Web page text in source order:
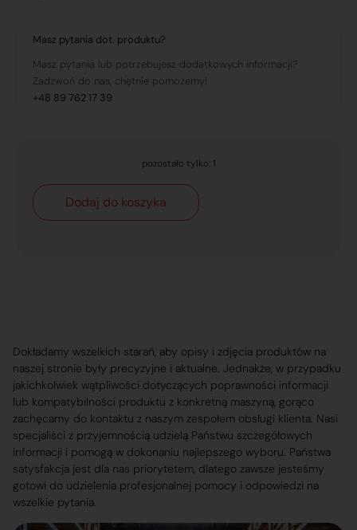
Masz pytania dot. produktu?
Masz pytania lub potrzebujesz dodatkowych informacji?
Zadzwoń do nas, chętnie pomożemy!
+48 89 762 17 39
pozostało tylko: 1
Dodaj do koszyka
Dokładamy wszelkich starań, aby opisy i zdjęcia produktów na
naszej stronie były precyzyjne i aktualne. Jednakże, w przypadku
jakichkolwiek wątpliwości dotyczących poprawności informacji
lub kompatybilności produktu z konkretną maszyną, gorąco
zachęcamy do kontaktu z naszym zespołem obsługi klienta. Nasi
specjaliści z przyjemnością udzielą Państwu szczegółowych
informacji i pomogą w dokonaniu najlepszego wyboru. Państwa
satysfakcja jest dla nas priorytetem, dlatego zawsze jesteśmy
gotowi do udzielenia profesjonalnej pomocy i odpowiedzi na
wszelkie pytania.